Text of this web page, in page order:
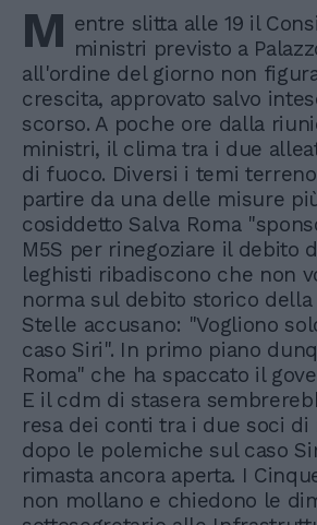
M entre slitta alle 19 il
ministri previsto a
all'ordine del giorno non
crescita, approvato salvo
scorso. A poche ore dalla
ministri, il clima tra i due
di fuoco. Diversi i temi
partire da una delle misure
cosiddetto Salva Roma
M5S per rinegoziare il debito
leghisti ribadiscono che non
norma sul debito storico
Stelle accusano: "Vogliono
caso Siri". In primo piano
Roma" che ha spaccato il
E il cdm di stasera
resa dei conti tra i due soci di
dopo le polemiche sul caso
rimasta ancora aperta. I
non mollano e chiedono le